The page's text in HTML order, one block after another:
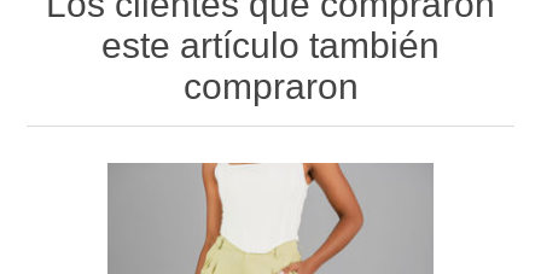
este artículo también
compraron